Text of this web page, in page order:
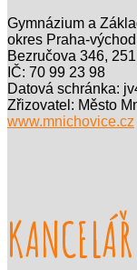
Gymnázium a
okres Praha-
Bezručova 346,
IČ: 70 99 23 98
Datová schránka:
Zřizovatel: Město
www.mnichovice.cz